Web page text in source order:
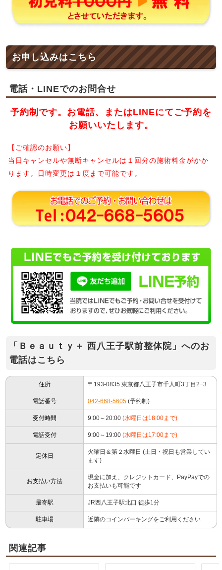
お申し込みはこちら
電話・LINEでのお問合せ
予約制です。お電話、またはLINEにてご予約を
お願いいたします。
【ご確認のお願い】
当日キャンセルや無断キャンセルは１回分の施術料金がかか
ります。日時変更は１度まで可能です。
「Ｂｅａｕｔｙ＋ 西八王子駅前整体院」へのお
電話はこちら
住所 〒193-0835 東京都八王子市千人町3丁目2−3
電話番号 042-668-5605(予約制)
受付時間 9:00～20:00 (水曜日は18:00まで)
電話受付 9:00～19:00 (水曜日は17:00まで)
定休日
火曜日＆第２水曜日 (土日・祝日も営業してい
ます)
お支払い方法
現金に加え、クレジットカード、PayPayでの
お支払いも可能です
最寄駅 JR西八王子駅北口 徒歩1分
駐車場 近隣のコインパーキングをご利用ください
関連記事